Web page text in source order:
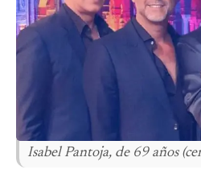
Isabel Pantoja, de 69 años